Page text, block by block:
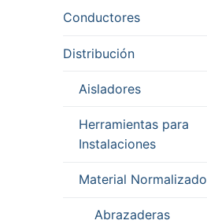
Conductores
Distribución
Aisladores
Herramientas para
Instalaciones
Material Normalizado
Abrazaderas